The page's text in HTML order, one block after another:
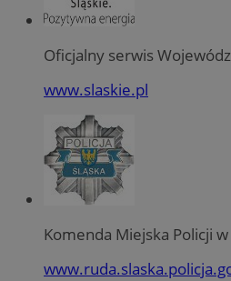
Oficjalny serwis
www.slaskie.pl
Komenda Miejska Policji